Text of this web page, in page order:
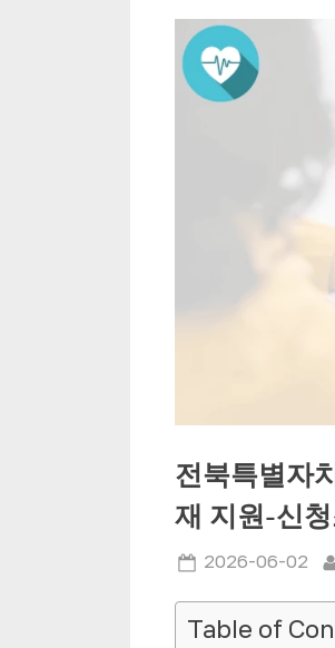
전북특별자
재 지원-신
Posted
2026-06-02
Table of